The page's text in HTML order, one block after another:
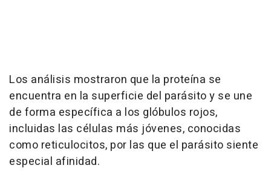
Los análisis mostraron que la proteína se
encuentra en la superficie del parásito y se une
de forma específica a los glóbulos rojos,
incluidas las células más jóvenes, conocidas
como reticulocitos, por las que el parásito siente
especial afinidad.